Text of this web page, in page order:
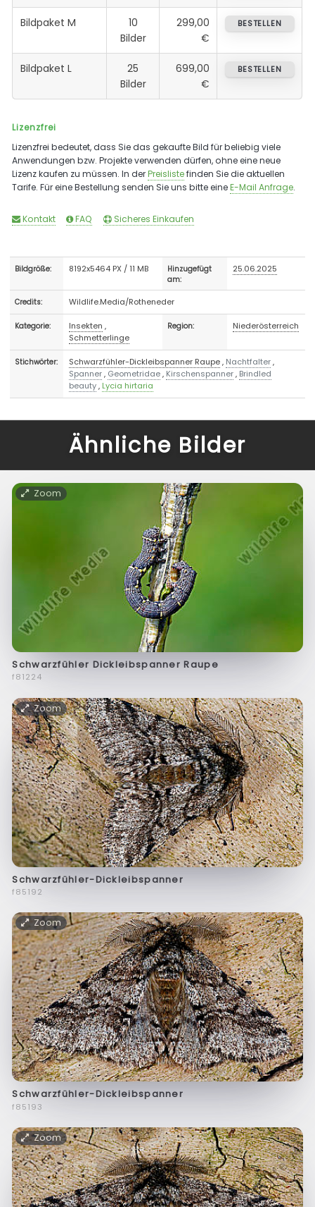
Bildpaket M
10
Bilder
299,00
€
BESTELLEN
Bildpaket L
25
Bilder
699,00
€
BESTELLEN
Lizenzfrei
Lizenzfrei bedeutet, dass Sie das gekaufte Bild für beliebig viele
Anwendungen bzw. Projekte verwenden dürfen, ohne eine neue
Lizenz kaufen zu müssen. In derPreislistefinden Sie die aktuellen
Tarife. Für eine Bestellung senden Sie uns bitte eineE-Mail Anfrage.
Kontakt FAQ Sicheres Einkaufen
Bildgröße: 8192x5464 PX / 11 MB
Hinzugefügt
am:
25.06.2025
Credits: Wildlife.Media/Rotheneder
Kategorie: Insekten ,
Schmetterlinge
Region: Niederösterreich
Stichwörter: Schwarzfühler-Dickleibspanner Raupe, Nachtfalter,
Spanner, Geometridae, Kirschenspanner, Brindled
beauty, Lycia hirtaria
Ähnliche Bilder
Zoom
Schwarzfühler Dickleibspanner Raupe
f81224
Zoom
Schwarzfühler-Dickleibspanner
f85192
Zoom
Schwarzfühler-Dickleibspanner
f85193
Zoom